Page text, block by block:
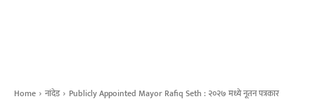
Home नांदेड
Publicly Appointed Mayor Rafiq Seth : २०२७ मध्ये नूतन पत्रकार